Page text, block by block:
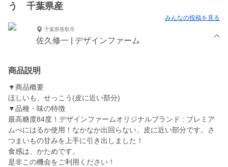
う 千葉県産
みんなの投稿を見る
千葉県香取市
佐久修一 | デザインファーム
商品説明
▼商品概要
ほしいも、せっこう(皮に近い部分)
▼品種・味の特徴
最高糖度84度！デザインファームオリジナルブランド : プレミア
ムべにはるか使用！なかなか出回らない、皮に近い部分です。さ
つまいもの甘みを上手に引き出しました！
食感は、かためです。
是非この機会をご利用ください！